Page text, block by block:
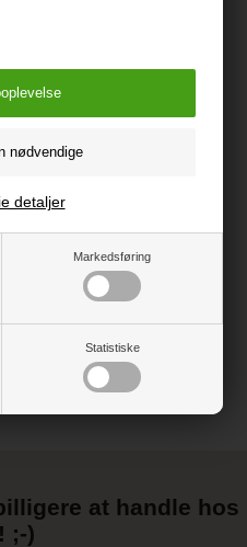
Markedsføring
Statistiske
detaljer
bomuld
SA8000 certificeret
at handle hos
;-)